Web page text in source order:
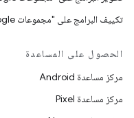
تكييف البرامج على "مجموعات Google"
الحصول على المساعدة
مركز مساعدة Android
مركز مساعدة Pixel